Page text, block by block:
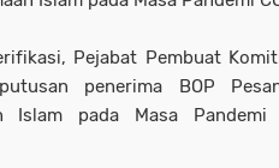
Pejabat Pembuat
penerima BOP
Islam pada Masa Pandemi